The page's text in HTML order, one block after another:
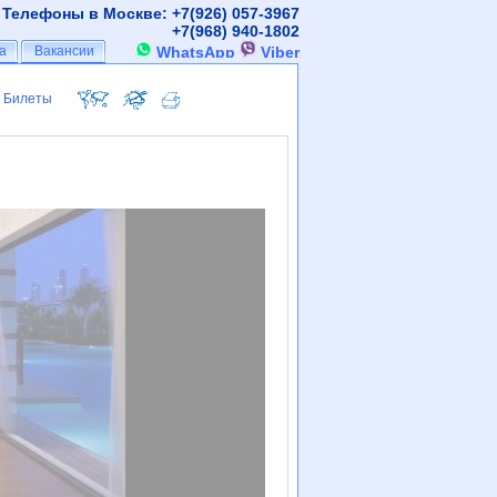
Билеты
Билеты
Телефоны в Москве: +7(926) 057-3967
+7(968) 940-1802
WhatsApp
Viber
Вакансии
Вакансии